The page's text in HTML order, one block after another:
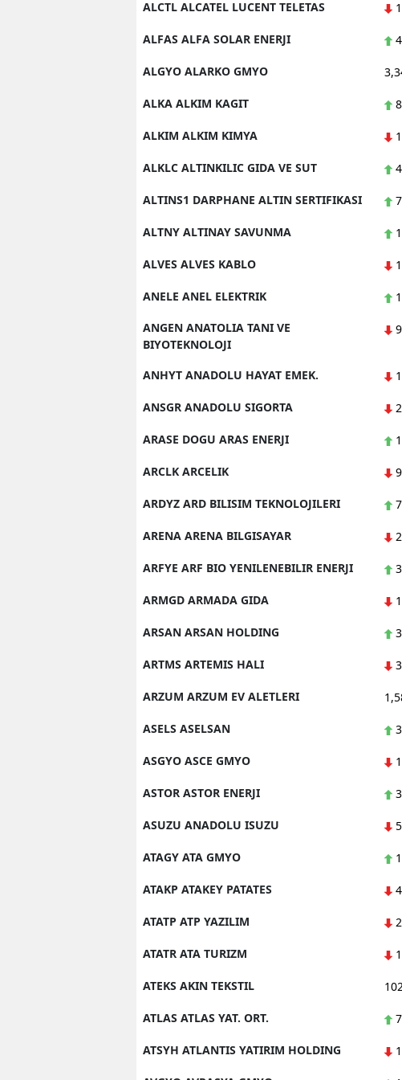
ALCTL ALCATEL LUCENT TELETAS
ALFAS ALFA SOLAR ENERJI
ALGYO ALARKO GMYO
ALKA ALKIM KAGIT
ALKIM ALKIM KIMYA
ALKLC ALTINKILIC GIDA VE SUT
ALTINS1 DARPHANE ALTIN SERTIFIKASI
ALTNY ALTINAY SAVUNMA
ALVES ALVES KABLO
ANELE ANEL ELEKTRIK
ANGEN ANATOLIA TANI VE
BIYOTEKNOLOJI
ANHYT ANADOLU HAYAT EMEK.
ANSGR ANADOLU SIGORTA
ARASE DOGU ARAS ENERJI
ARCLK ARCELIK
ARDYZ ARD BILISIM TEKNOLOJILERI
ARENA ARENA BILGISAYAR
ARFYE ARF BIO YENILENEBILIR ENERJI
ARMGD ARMADA GIDA
ARSAN ARSAN HOLDING
ARTMS ARTEMIS HALI
ARZUM ARZUM EV ALETLERI
ASELS ASELSAN
ASGYO ASCE GMYO
ASTOR ASTOR ENERJI
ASUZU ANADOLU ISUZU
ATAGY ATA GMYO
ATAKP ATAKEY PATATES
ATATP ATP YAZILIM
ATATR ATA TURIZM
ATEKS AKIN TEKSTIL
ATLAS ATLAS YAT. ORT.
ATSYH ATLANTIS YATIRIM HOLDING